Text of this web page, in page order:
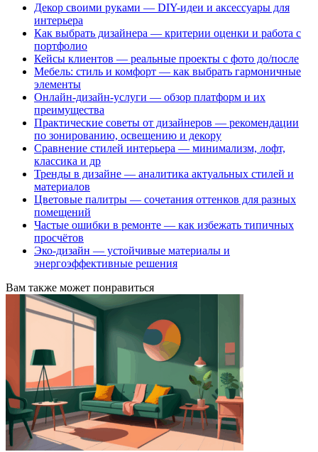
Декор своими руками — DIY-идеи и аксессуары для
интерьера
Как выбрать дизайнера — критерии оценки и работа с
портфолио
Кейсы клиентов — реальные проекты с фото до/после
Мебель: стиль и комфорт — как выбрать гармоничные
элементы
Онлайн-дизайн-услуги — обзор платформ и их
преимущества
Практические советы от дизайнеров — рекомендации
по зонированию, освещению и декору
Сравнение стилей интерьера — минимализм, лофт,
классика и др
Тренды в дизайне — аналитика актуальных стилей и
материалов
Цветовые палитры — сочетания оттенков для разных
помещений
Частые ошибки в ремонте — как избежать типичных
просчётов
Эко-дизайн — устойчивые материалы и
энергоэффективные решения
Вам также может понравиться